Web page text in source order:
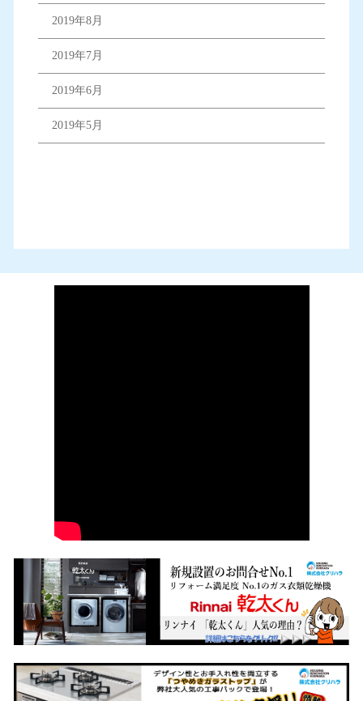
2019年8月
2019年7月
2019年6月
2019年5月